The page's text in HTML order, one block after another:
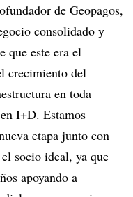
de Geopagos,
consolidado y
que este era el
crecimiento del
en toda
I+D. Estamos
etapa junto con
socio ideal, ya que
apoyando a